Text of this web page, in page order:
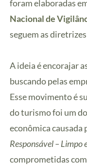
foram elaboradas
Nacional de
seguem as
A ideia é encorajar
buscando pelas
Esse movimento é
do turismo foi um
econômica causada
Responsável – Limpo
comprometidas